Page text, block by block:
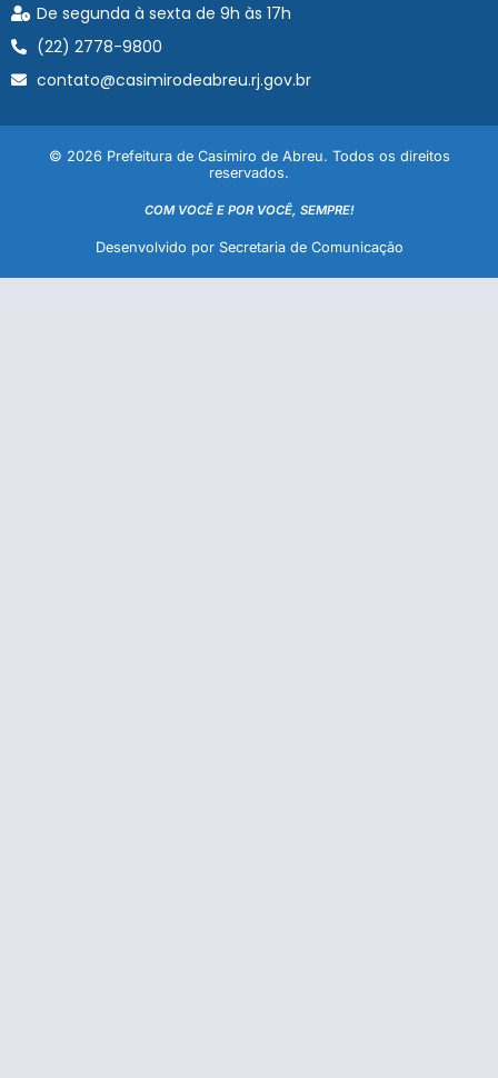
De segunda à sexta de 9h às 17h
(22) 2778-9800
contato@casimirodeabreu.rj.gov.br
© 2026 Prefeitura de Casimiro de Abreu. Todos os direitos
reservados.
COM VOCÊ E POR VOCÊ, SEMPRE!
Desenvolvido por Secretaria de Comunicação